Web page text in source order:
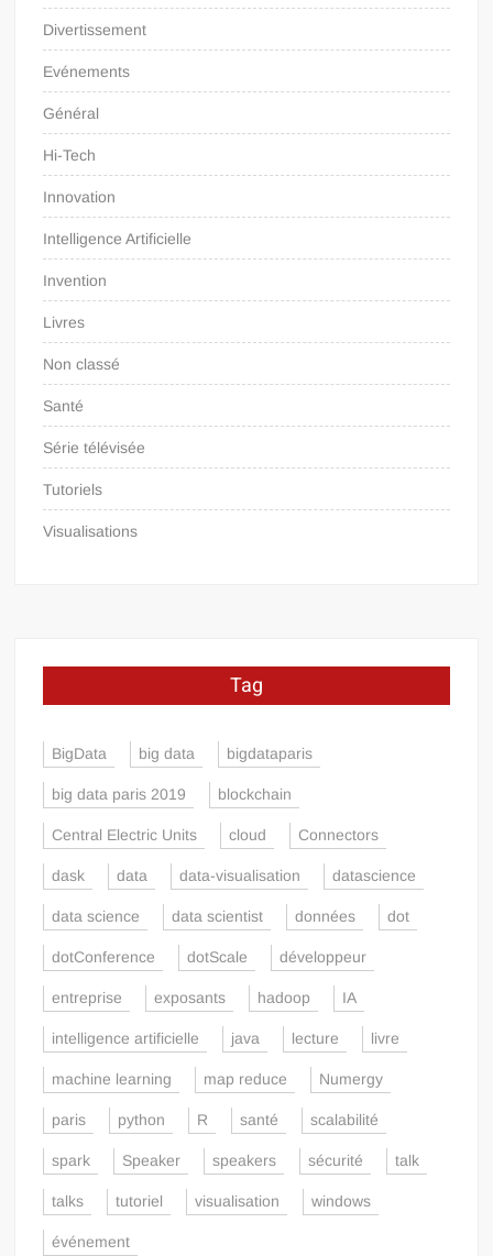
Divertissement
Evénements
Général
Hi-Tech
Innovation
Intelligence Artificielle
Invention
Livres
Non classé
Santé
Série télévisée
Tutoriels
Visualisations
Tag
BigData big data bigdataparis
big data paris 2019 blockchain
Central Electric Units cloud Connectors
dask data data-visualisation datascience
data science data scientist données dot
dotConference dotScale développeur
entreprise exposants hadoop IA
intelligence artificielle java lecture livre
machine learning map reduce Numergy
paris python R santé scalabilité
spark Speaker speakers sécurité talk
talks tutoriel visualisation windows
événement